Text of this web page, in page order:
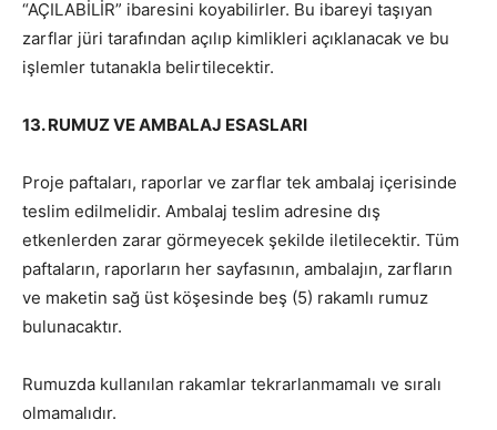
“AÇILABİLİR” ibaresini koyabilirler. Bu ibareyi taşıyan
zarflar jüri tarafından açılıp kimlikleri açıklanacak ve bu
işlemler tutanakla belirtilecektir.
13.RUMUZ VE AMBALAJ ESASLARI
Proje paftaları, raporlar ve zarflar tek ambalaj içerisinde
teslim edilmelidir. Ambalaj teslim adresine dış
etkenlerden zarar görmeyecek şekilde iletilecektir. Tüm
paftaların, raporların her sayfasının, ambalajın, zarfların
ve maketin sağ üst köşesinde beş (5) rakamlı rumuz
bulunacaktır.
Rumuzda kullanılan rakamlar tekrarlanmamalı ve sıralı
olmamalıdır.